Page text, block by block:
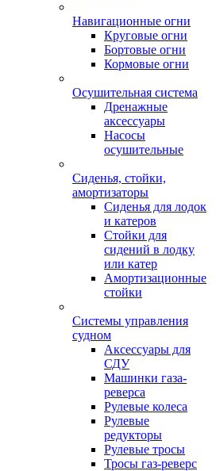
Навигационные огни
Круговые огни
Бортовые огни
Кормовые огни
Осушительная система
Дренажные
аксессуары
Насосы
осушительные
Сиденья, стойки,
амортизаторы
Сиденья для лодок
и катеров
Стойки для
сидений в лодку
или катер
Амортизационные
стойки
Системы управления
судном
Аксессуары для
СДУ
Машинки газа-
реверса
Рулевые колеса
Рулевые
редукторы
Рулевые тросы
Тросы газ-реверс